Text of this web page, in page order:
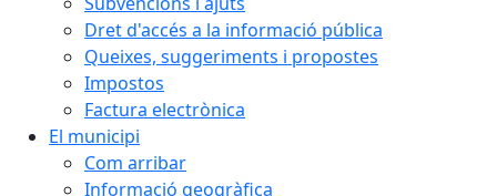
Dret d'accés a la informació pública
Queixes, suggeriments i propostes
Impostos
Factura electrònica
El municipi
Com arribar
Informació geogràfica